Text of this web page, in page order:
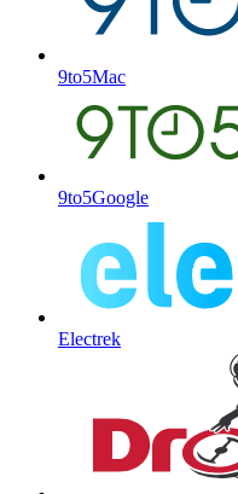
9to5Mac
9to5Google
Electrek